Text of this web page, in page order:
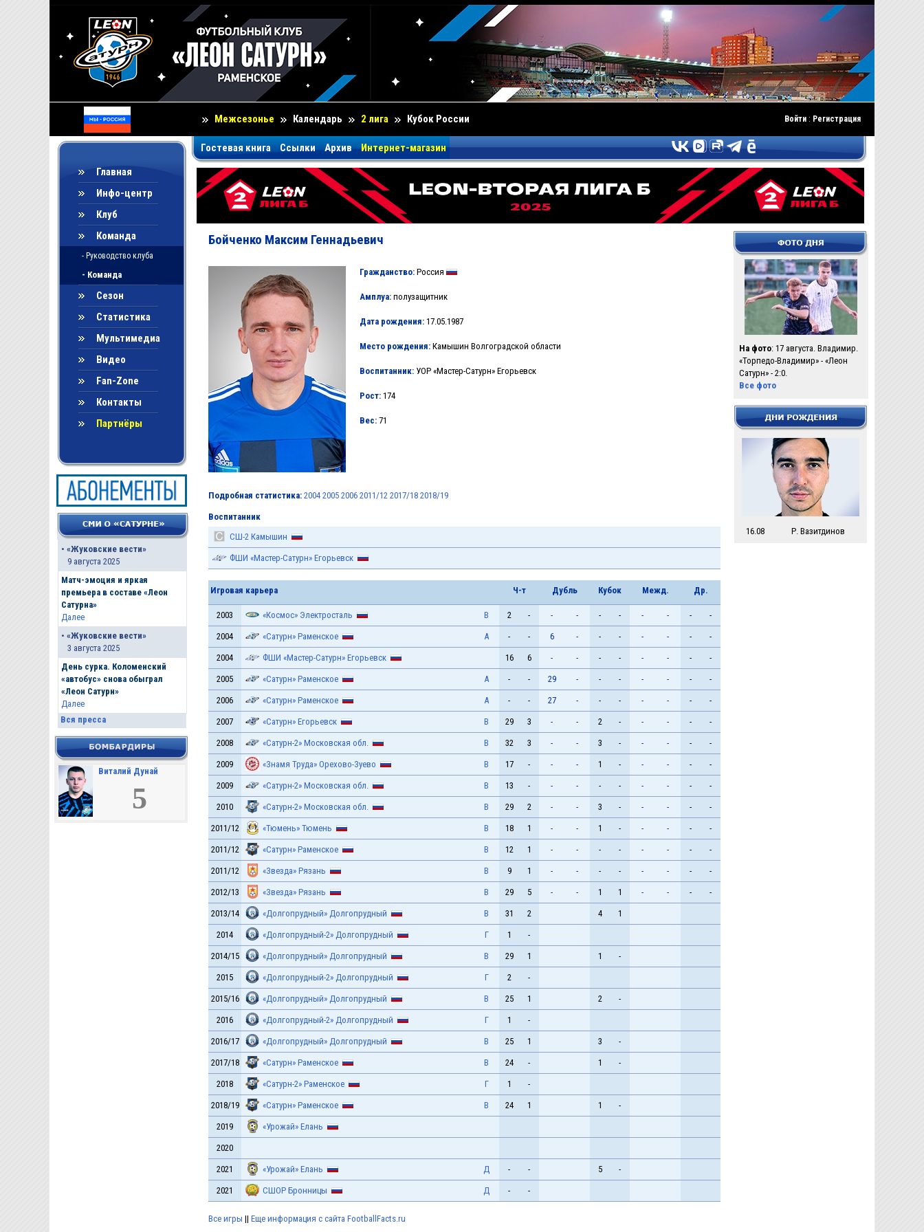
Межсезонье Календарь 2 лига Кубок России Войти : Регистрация
Главная
Инфо-центр
Клуб
Команда
- Руководство клуба
- Команда
Сезон
Статистика
Мультимедиа
Видео
Fan-Zone
Контакты
Партнёры
• «Жуковские вести»
9 августа 2025
Матч-эмоция и яркая
премьера в составе «Леон
Сатурна»
Далее
• «Жуковские вести»
3 августа 2025
День сурка. Коломенский
«автобус» снова обыграл
«Леон Сатурн»
Далее
Вся пресса
Виталий Дунай
5
Гостевая книга Ссылки Архив Интернет-магазин
Бойченко Максим Геннадьевич
Гражданство: Россия
Амплуа: полузащитник
Дата рождения: 17.05.1987
Место рождения: Камышин Волгоградской области
Воспитанник: УОР «Мастер-Сатурн» Егорьевск
Рост: 174
Вес: 71
Подробная статистика: 2004 2005 2006 2011/12 2017/18 2018/19
Воспитанник
СШ-2 Камышин
ФШИ «Мастер-Сатурн» Егорьевск
Игровая карьера Ч-т Дубль Кубок Межд. Др.
2003 «Космос» Электросталь В 2 - - - - - - - - -
2004 «Сатурн» Раменское А - - 6 - - - - - - -
2004 ФШИ «Мастер-Сатурн» Егорьевск 16 6 - - - - - - - -
2005 «Сатурн» Раменское А - - 29 - - - - - - -
2006 «Сатурн» Раменское А - - 27 - - - - - - -
2007 «Сатурн» Егорьевск В 29 3 - - 2 - - - - -
2008 «Сатурн-2» Московская обл. В 32 3 - - 3 - - - - -
2009 «Знамя Труда» Орехово-Зуево В 17 - - - 1 - - - - -
2009 «Сатурн-2» Московская обл. В 13 - - - - - - - - -
2010 «Сатурн-2» Московская обл. В 29 2 - - 3 - - - - -
2011/12 «Тюмень» Тюмень В 18 1 - - 1 - - - - -
2011/12 «Сатурн» Раменское В 12 1 - - - - - - - -
2011/12 «Звезда» Рязань В 9 1 - - - - - - - -
2012/13 «Звезда» Рязань В 29 5 - - 1 1 - - - -
2013/14 «Долгопрудный» Долгопрудный В 31 2 4 1
2014 «Долгопрудный-2» Долгопрудный Г 1 -
2014/15 «Долгопрудный» Долгопрудный В 29 1 1 -
2015 «Долгопрудный-2» Долгопрудный Г 2 -
2015/16 «Долгопрудный» Долгопрудный В 25 1 2 -
2016 «Долгопрудный-2» Долгопрудный Г 1 -
2016/17 «Долгопрудный» Долгопрудный В 25 1 3 -
2017/18 «Сатурн» Раменское В 24 - 1 -
2018 «Сатурн-2» Раменское Г 1 -
2018/19 «Сатурн» Раменское В 24 1 1 -
2019 «Урожай» Елань
2020
2021 «Урожай» Елань Д - - 5 -
2021 СШОР Бронницы Д - -
Все игры || Еще информация с сайта FootballFacts.ru
На фото: 17 августа. Владимир.
«Торпедо-Владимир» - «Леон
Сатурн» - 2:0.
Все фото
16.08 Р. Вазитдинов